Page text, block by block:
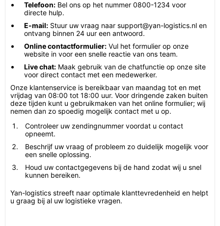
Telefoon: Bel ons op het nummer 0800-1234 voor
directe hulp.
E-mail: Stuur uw vraag naar support@yan-logistics.nl en
ontvang binnen 24 uur een antwoord.
Online contactformulier: Vul het formulier op onze
website in voor een snelle reactie van ons team.
Live chat: Maak gebruik van de chatfunctie op onze site
voor direct contact met een medewerker.
Onze klantenservice is bereikbaar van maandag tot en met
vrijdag van 08:00 tot 18:00 uur. Voor dringende zaken buiten
deze tijden kunt u gebruikmaken van het online formulier; wij
nemen dan zo spoedig mogelijk contact met u op.
Controleer uw zendingnummer voordat u contact
opneemt.
Beschrijf uw vraag of probleem zo duidelijk mogelijk voor
een snelle oplossing.
Houd uw contactgegevens bij de hand zodat wij u snel
kunnen bereiken.
Yan-logistics streeft naar optimale klanttevredenheid en helpt
u graag bij al uw logistieke vragen.